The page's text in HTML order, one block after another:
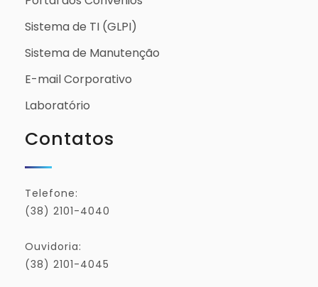
Sistema de TI (GLPI)
Sistema de Manutenção
E-mail Corporativo
Laboratório
Contatos
Telefone:
(38) 2101-4040
Ouvidoria:
(38) 2101-4045